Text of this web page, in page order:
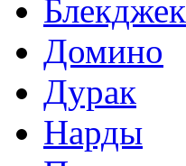
Блекджек
Домино
Дурак
Нарды